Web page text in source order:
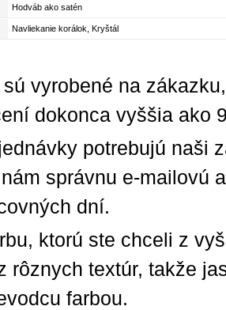
Hodváb ako satén
Navliekanie korálok, Kryštál
vyrobené na
dokonca vyššia ako
potrebujú naši
správnu e-mailovú
dní.
ktorú ste chceli z
rôznych textúr, takže
farbou.